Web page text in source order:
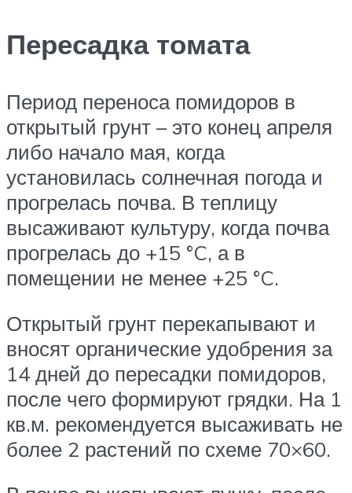
Пересадка томата
Период переноса помидоров в
открытый грунт – это конец апреля
либо начало мая, когда
установилась солнечная погода и
прогрелась почва. В теплицу
высаживают культуру, когда почва
прогрелась до +15 °C, а в
помещении не менее +25 °C.
Открытый грунт перекапывают и
вносят органические удобрения за
14 дней до пересадки помидоров,
после чего формируют грядки. На 1
кв.м. рекомендуется высаживать не
более 2 растений по схеме 70×60.